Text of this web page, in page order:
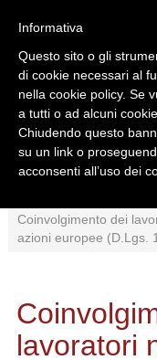
Sezione corrente
Coinvolgimento dei
azioni europee (D.Lgs.
lavoratori
Informativa
Questo sito o gli
di cookie necessari al
nella cookie policy. Se
a tutti o ad alcuni
Chiudendo questo
su un link o
acconsenti all’uso dei